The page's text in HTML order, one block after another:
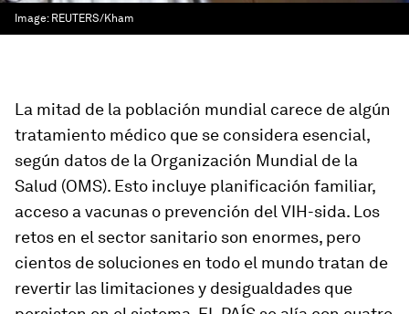
Image: REUTERS/Kham
La mitad de la población mundial carece de algún
tratamiento médico que se considera esencial,
según datos de la Organización Mundial de la
Salud (OMS). Esto incluye planificación familiar,
acceso a vacunas o prevención del VIH-sida. Los
retos en el sector sanitario son enormes, pero
cientos de soluciones en todo el mundo tratan de
revertir las limitaciones y desigualdades que